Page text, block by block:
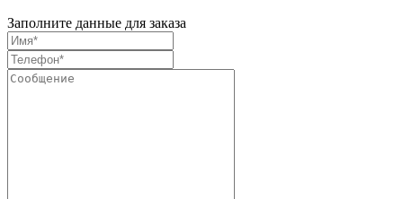
Заполните данные для заказа